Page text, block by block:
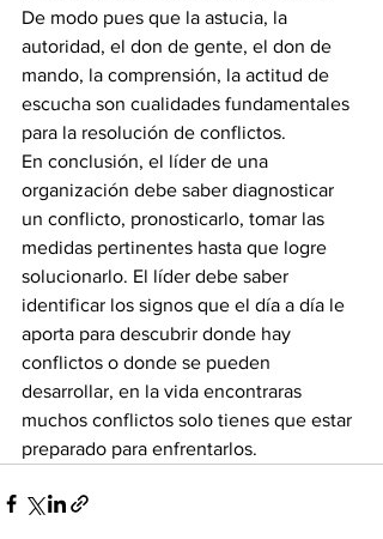
De modo pues que la astucia, la
autoridad, el don de gente, el don de
mando, la comprensión, la actitud de
escucha son cualidades fundamentales
para la resolución de conflictos.
En conclusión, el líder de una
organización debe saber diagnosticar
un conflicto, pronosticarlo, tomar las
medidas pertinentes hasta que logre
solucionarlo. El líder debe saber
identificar los signos que el día a día le
aporta para descubrir donde hay
conflictos o donde se pueden
desarrollar, en la vida encontraras
muchos conflictos solo tienes que estar
preparado para enfrentarlos.